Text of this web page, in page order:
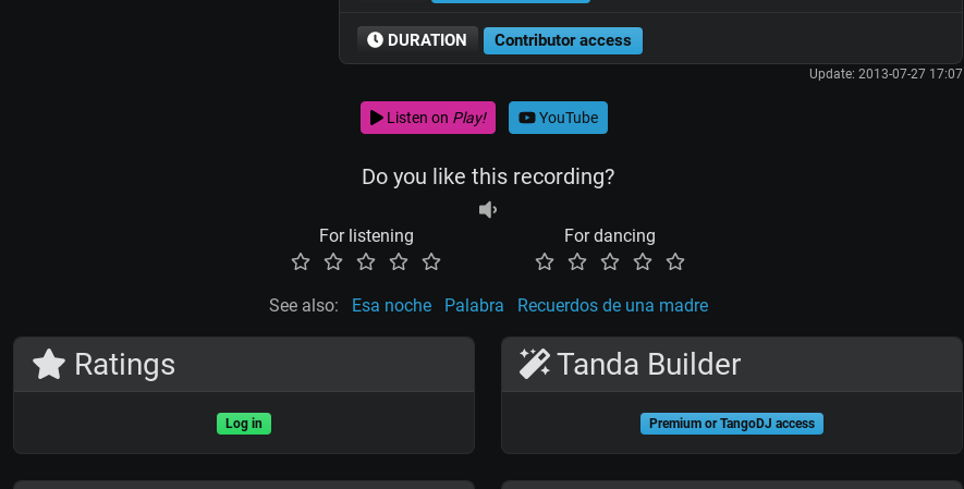
DURATION Contributor access
Update: 2013-07-27 17:07
Listen on Play! YouTube
Do you like this recording?
For listening For dancing
See also: Esa noche Palabra Recuerdos de una madre
Ratings
Log in
Tanda Builder
Premium or TangoDJ access